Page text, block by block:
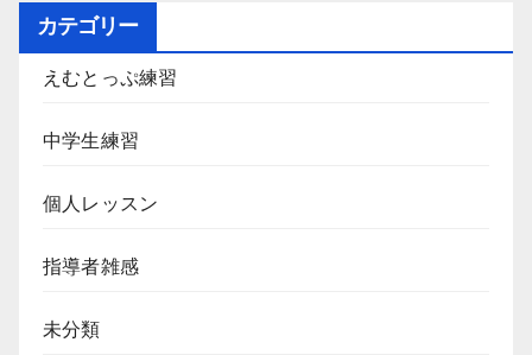
カテゴリー
えむとっぷ練習
中学生練習
個人レッスン
指導者雑感
未分類